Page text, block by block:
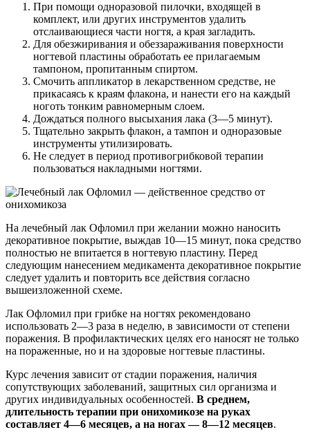
При помощи одноразовой пилочки, входящей в
комплект, или других инструментов удалить
отслаивающиеся части ногтя, а края загладить.
Для обезжиривания и обеззараживания поверхности
ногтевой пластины обработать ее прилагаемым
тампоном, пропитанным спиртом.
Смочить аппликатор в лекарственном средстве, не
прикасаясь к краям флакона, и нанести его на каждый
ноготь тонким равномерным слоем.
Дождаться полного высыхания лака (3—5 минут).
Тщательно закрыть флакон, а тампон и одноразовые
инструменты утилизировать.
Не следует в период противогрибковой терапии
пользоваться накладными ногтями.
На лечебный лак Офломил при желании можно наносить
декоративное покрытие, выждав 10—15 минут, пока средство
полностью не впитается в ногтевую пластину. Перед
следующим нанесением медикамента декоративное покрытие
следует удалить и повторить все действия согласно
вышеизложенной схеме.
Лак Офломил при грибке на ногтях рекомендовано
использовать 2—3 раза в неделю, в зависимости от степени
поражения. В профилактических целях его наносят не только
на пораженные, но и на здоровые ногтевые пластины.
Курс лечения зависит от стадии поражения, наличия
сопутствующих заболеваний, защитных сил организма и
других индивидуальных особенностей. В среднем,
длительность терапии при онихомикозе на руках
составляет 4—6 месяцев, а на ногах — 8—12 месяцев.